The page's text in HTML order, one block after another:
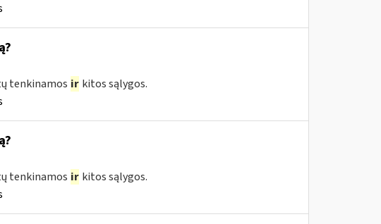
tenkinamos ir kitos sąlygos.
tenkinamos ir kitos sąlygos.